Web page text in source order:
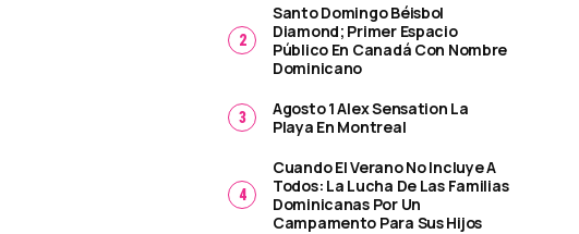
Santo Domingo Béisbol
Diamond; Primer Espacio
Público En Canadá Con Nombre
Dominicano
Agosto 1 Alex Sensation La
Playa En Montreal
Cuando El Verano No Incluye A
Todos: La Lucha De Las Familias
Dominicanas Por Un
Campamento Para Sus Hijos